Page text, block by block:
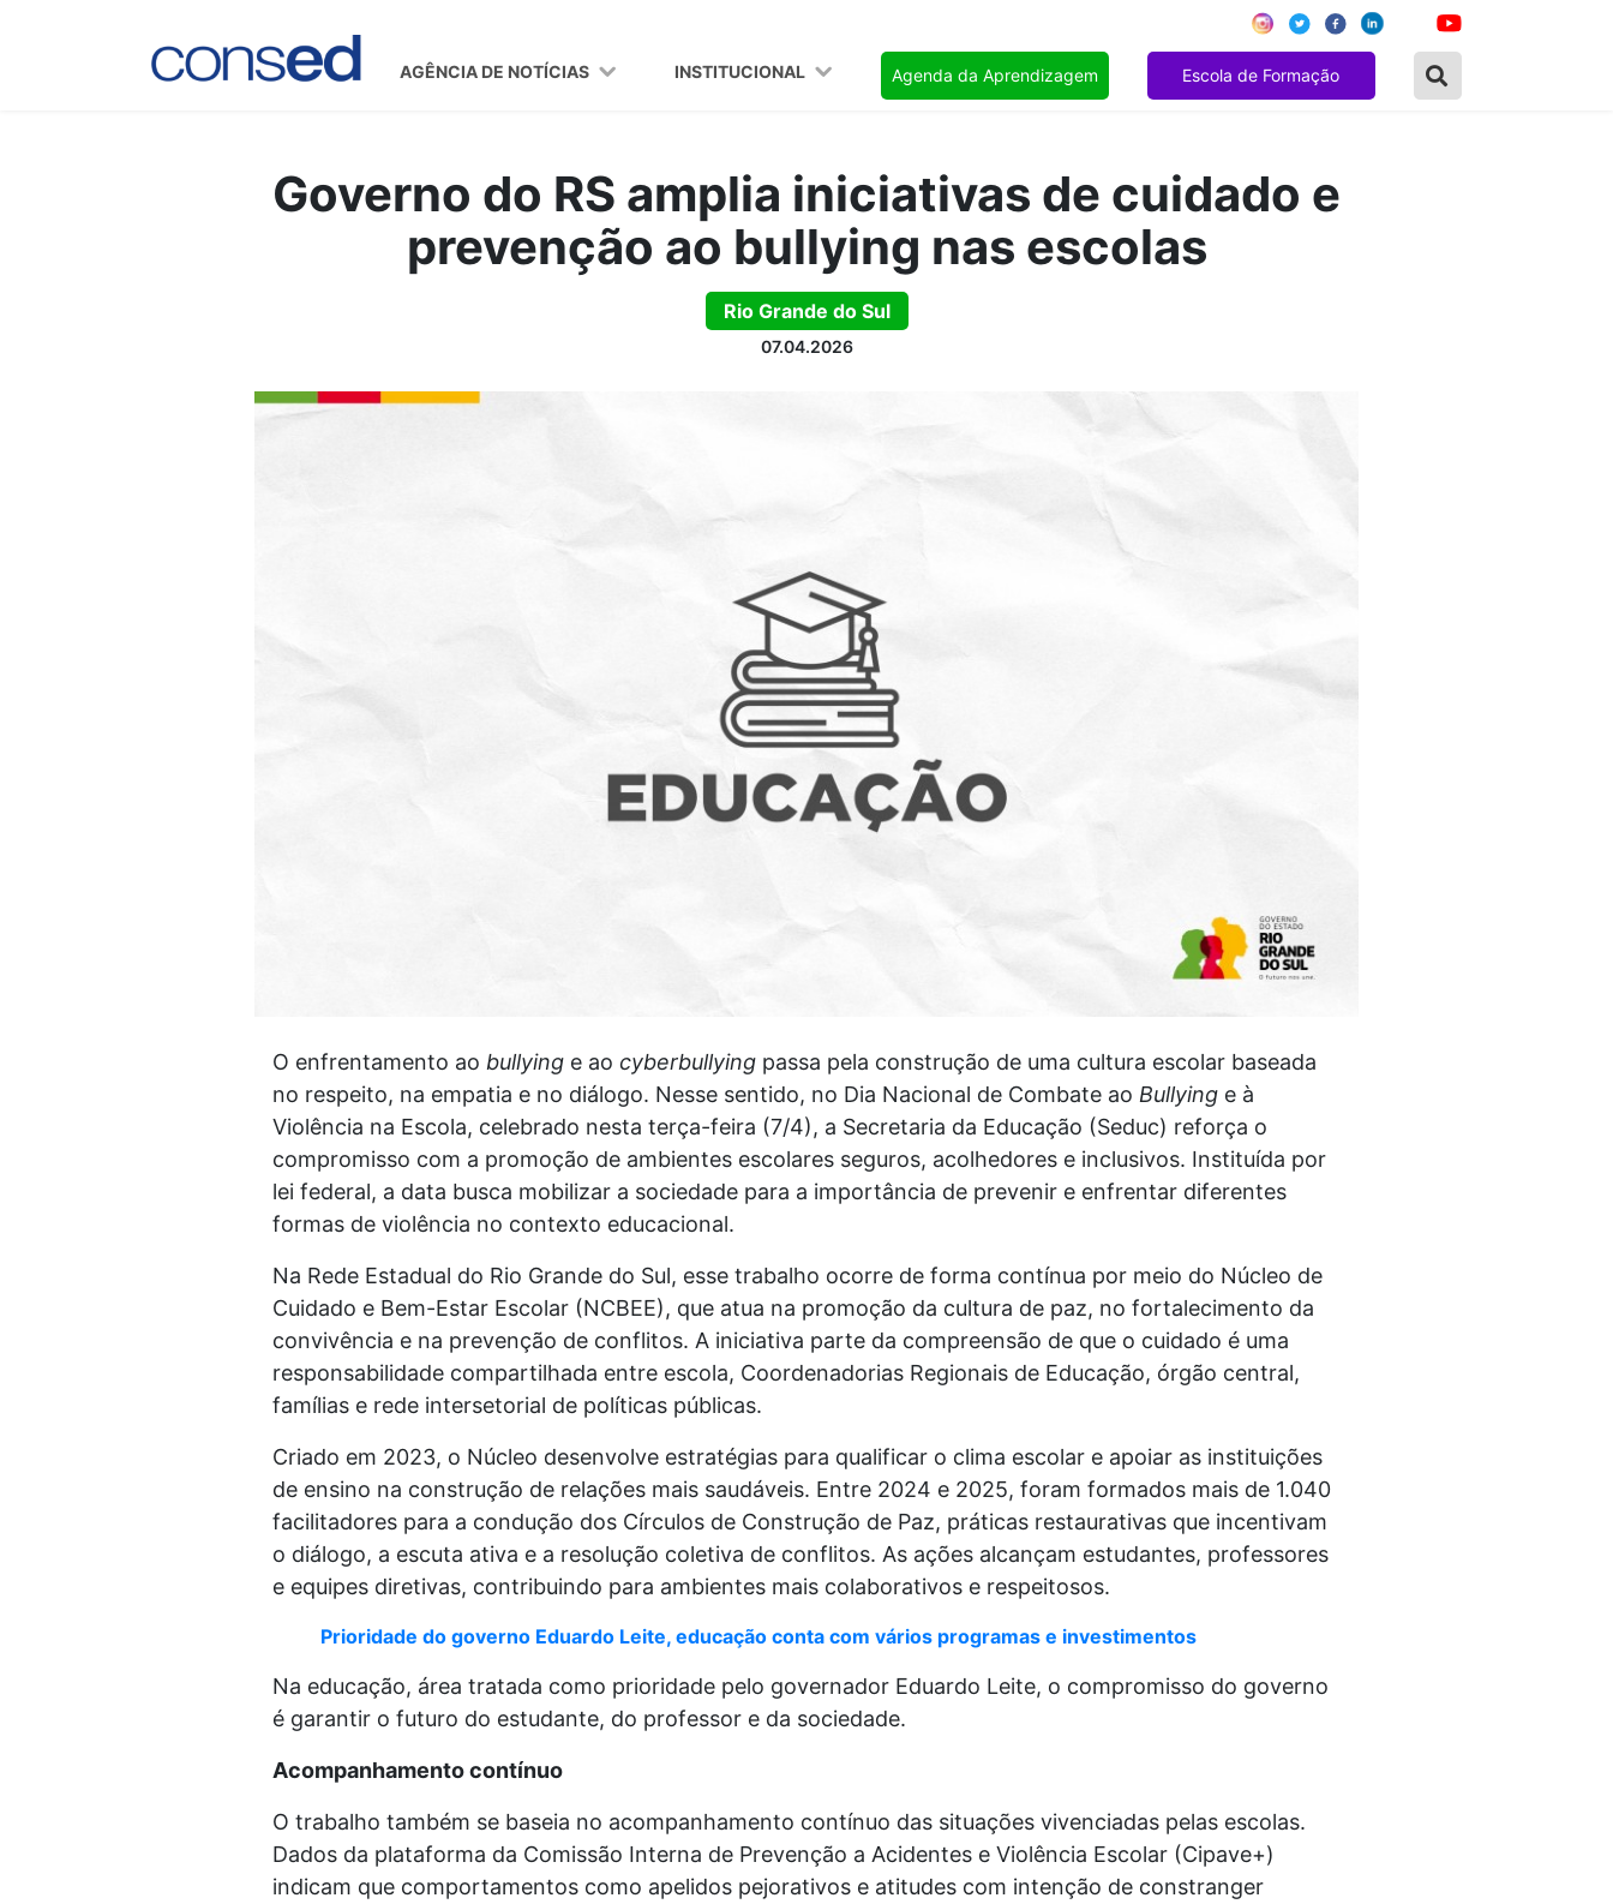
AGÊNCIA DE NOTÍCIAS INSTITUCIONAL Agenda da Aprendizagem Escola de Formação
Governo do RS amplia iniciativas de cuidado e
prevenção ao bullying nas escolas
Rio Grande do Sul
07.04.2026
O enfrentamento ao bullying e ao cyberbullying passa pela construção de uma cultura escolar baseada
no respeito, na empatia e no diálogo. Nesse sentido, no Dia Nacional de Combate ao Bullying e à
Violência na Escola, celebrado nesta terça-feira (7/4), a Secretaria da Educação (Seduc) reforça o
compromisso com a promoção de ambientes escolares seguros, acolhedores e inclusivos. Instituída por
lei federal, a data busca mobilizar a sociedade para a importância de prevenir e enfrentar diferentes
formas de violência no contexto educacional.
Na Rede Estadual do Rio Grande do Sul, esse trabalho ocorre de forma contínua por meio do Núcleo de
Cuidado e Bem-Estar Escolar (NCBEE), que atua na promoção da cultura de paz, no fortalecimento da
convivência e na prevenção de conflitos. A iniciativa parte da compreensão de que o cuidado é uma
responsabilidade compartilhada entre escola, Coordenadorias Regionais de Educação, órgão central,
famílias e rede intersetorial de políticas públicas.
Criado em 2023, o Núcleo desenvolve estratégias para qualificar o clima escolar e apoiar as instituições
de ensino na construção de relações mais saudáveis. Entre 2024 e 2025, foram formados mais de 1.040
facilitadores para a condução dos Círculos de Construção de Paz, práticas restaurativas que incentivam
o diálogo, a escuta ativa e a resolução coletiva de conflitos. As ações alcançam estudantes, professores
e equipes diretivas, contribuindo para ambientes mais colaborativos e respeitosos.
Prioridade do governo Eduardo Leite, educação conta com vários programas e investimentos
Na educação, área tratada como prioridade pelo governador Eduardo Leite, o compromisso do governo
é garantir o futuro do estudante, do professor e da sociedade.
Acompanhamento contínuo
O trabalho também se baseia no acompanhamento contínuo das situações vivenciadas pelas escolas.
Dados da plataforma da Comissão Interna de Prevenção a Acidentes e Violência Escolar (Cipave+)
indicam que comportamentos como apelidos pejorativos e atitudes com intenção de constranger